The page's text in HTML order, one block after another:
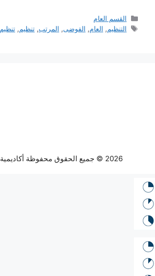
التصنيفات
القسم العام
الوسوم
التنظيم, العام, الفوضى, المرتب,تنظيم,
2026 © جميع الحقوق محفوظة أكاديمية نيرونت